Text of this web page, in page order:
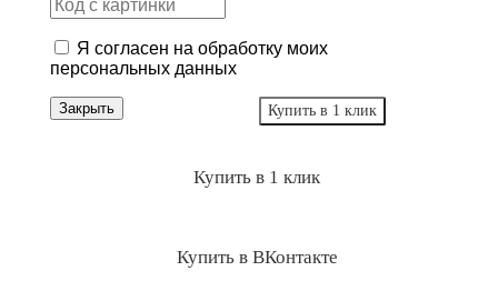
Я согласен на обработку моих
персональных данных
Закрыть Купить в 1 клик
Купить в 1 клик
Купить в ВКонтакте